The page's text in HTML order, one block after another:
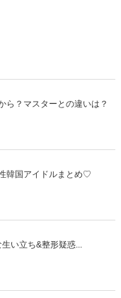
ら？マスターとの違いは？
韓国アイドルまとめ♡
い立ち&整形疑惑...